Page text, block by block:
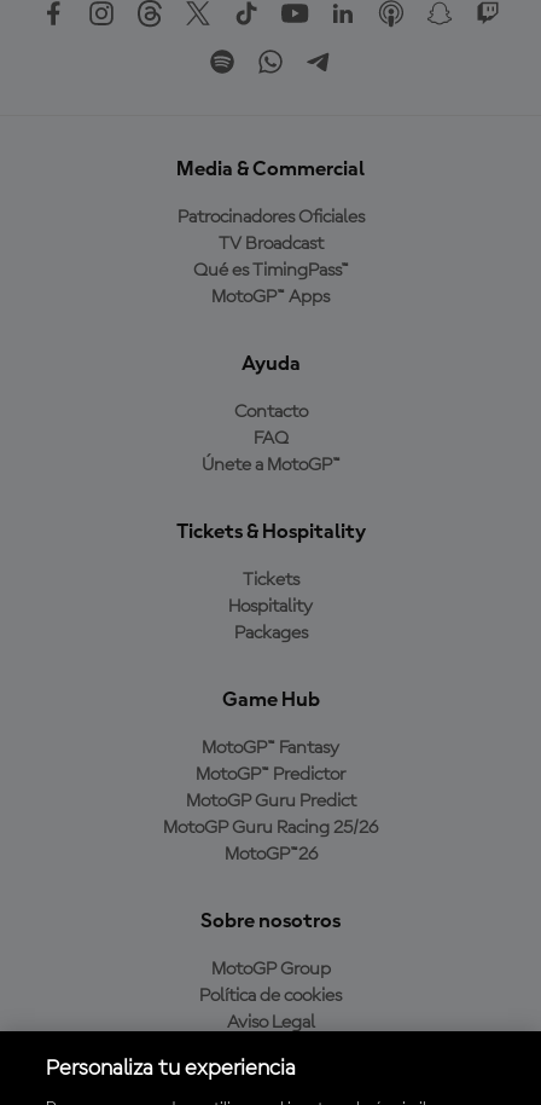
Media & Commercial
Patrocinadores Oficiales
TV Broadcast
Qué es TimingPass™
MotoGP™ Apps
Ayuda
Contacto
FAQ
Únete a MotoGP™
Tickets & Hospitality
Tickets
Hospitality
Packages
Game Hub
MotoGP™ Fantasy
MotoGP™ Predictor
MotoGP Guru Predict
MotoGP Guru Racing 25/26
MotoGP™26
Sobre nosotros
MotoGP Group
Política de cookies
Aviso Legal
Política de compra
Personaliza tu experiencia